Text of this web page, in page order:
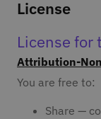
License
License for
Attribution-
You are free to:
Share —